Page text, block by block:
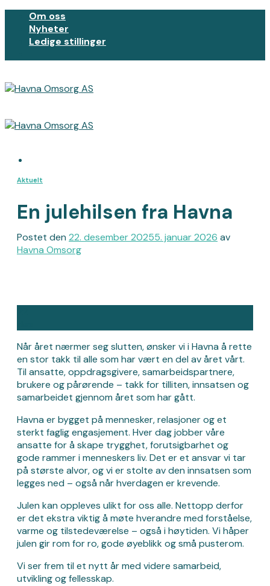
content
Om oss
Nyheter
Ledige stillinger
Aktuelt
En julehilsen fra Havna
Postet den 22. desember 20255. januar 2026 av
Havna Omsorg
Når året nærmer seg slutten, ønsker vi i Havna å rette
en stor takk til alle som har vært en del av året vårt.
Til ansatte, oppdragsgivere, samarbeidspartnere,
brukere og pårørende – takk for tilliten, innsatsen og
samarbeidet gjennom året som har gått.
Havna er bygget på mennesker, relasjoner og et
sterkt faglig engasjement. Hver dag jobber våre
ansatte for å skape trygghet, forutsigbarhet og
gode rammer i menneskers liv. Det er et ansvar vi tar
på største alvor, og vi er stolte av den innsatsen som
legges ned – også når hverdagen er krevende.
Julen kan oppleves ulikt for oss alle. Nettopp derfor
er det ekstra viktig å møte hverandre med forståelse,
varme og tilstedeværelse – også i høytiden. Vi håper
julen gir rom for ro, gode øyeblikk og små pusterom.
Vi ser frem til et nytt år med videre samarbeid,
utvikling og fellesskap.